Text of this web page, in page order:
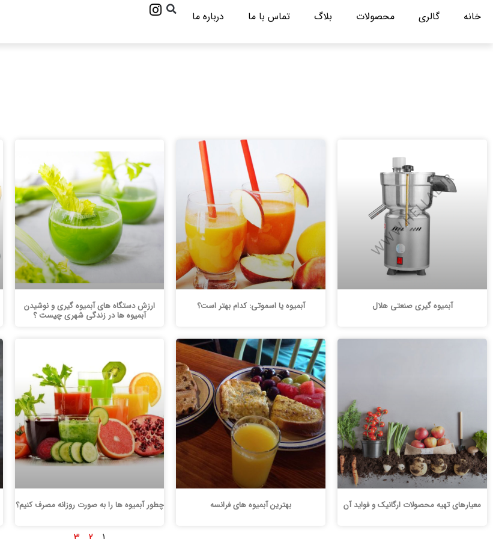
خانه گالری محصولات بلاگ تماس با ما درباره ما
آبمیوه گیری صنعتی هلال آبمیوه یا اسموتی: کدام بهتر است؟ ارزش دستگاه های آبمیوه گیری و نوشیدن
آبمیوه ها در زندگی شهری چیست ؟
معیارهای تهیه محصولات ارگانیک و فواید آن بهترین آبمیوه های فرانسه چطور آبمیوه ها را به صورت روزانه مصرف کنیم؟